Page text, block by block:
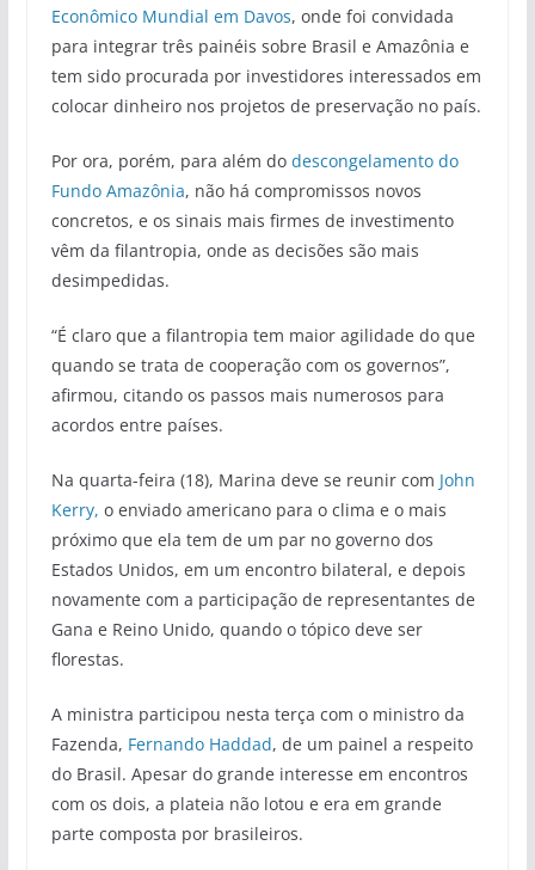
Econômico Mundial em Davos, onde foi convidada
para integrar três painéis sobre Brasil e Amazônia e
tem sido procurada por investidores interessados em
colocar dinheiro nos projetos de preservação no país.
Por ora, porém, para além do descongelamento do
Fundo Amazônia, não há compromissos novos
concretos, e os sinais mais firmes de investimento
vêm da filantropia, onde as decisões são mais
desimpedidas.
“É claro que a filantropia tem maior agilidade do que
quando se trata de cooperação com os governos”,
afirmou, citando os passos mais numerosos para
acordos entre países.
Na quarta-feira (18), Marina deve se reunir com John
Kerry, o enviado americano para o clima e o mais
próximo que ela tem de um par no governo dos
Estados Unidos, em um encontro bilateral, e depois
novamente com a participação de representantes de
Gana e Reino Unido, quando o tópico deve ser
florestas.
A ministra participou nesta terça com o ministro da
Fazenda, Fernando Haddad, de um painel a respeito
do Brasil. Apesar do grande interesse em encontros
com os dois, a plateia não lotou e era em grande
parte composta por brasileiros.